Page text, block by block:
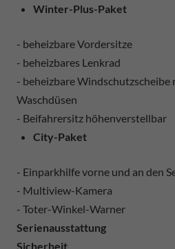
Winter-Plus-Paket
- beheizbare Vordersitze
- beheizbares Lenkrad
- beheizbare Windschutzscheibe
Waschdüsen
- Beifahrersitz höhenverstellbar
City-Paket
- Einparkhilfe vorne und an den
- Multiview-Kamera
- Toter-Winkel-Warner
Serienausstattung
Sicherheit